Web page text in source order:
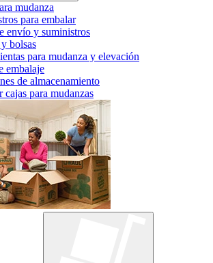
mudanza
para embalar
envío y suministros
bolsas
para mudanza y elevación
embalaje
de almacenamiento
cajas para mudanzas